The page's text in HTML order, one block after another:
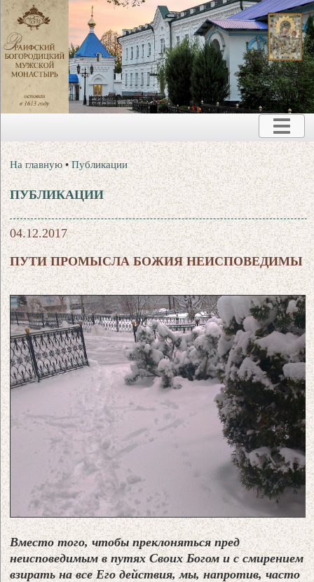
На главную •Публикации
ПУБЛИКАЦИИ
04.12.2017
ПУТИ ПРОМЫСЛА БОЖИЯ НЕИСПОВЕДИМЫ
Вместо того, чтобы преклоняться пред
неисповедимым в путях Своих Богом и с смирением
взирать на все Его действия, мы, напротив, часто